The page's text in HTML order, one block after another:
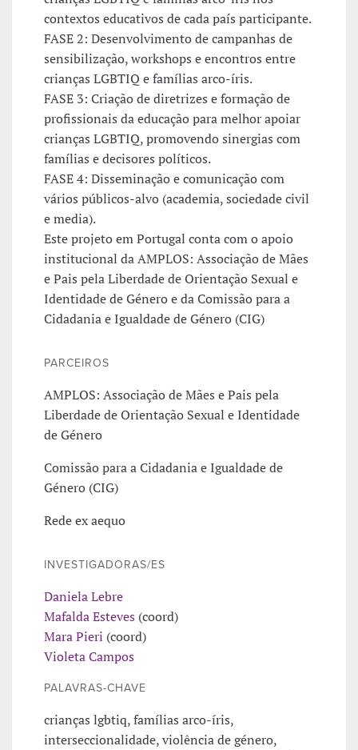
contextos educativos de cada país participante.
FASE 2: Desenvolvimento de campanhas de
sensibilização, workshops e encontros entre
crianças LGBTIQ e famílias arco-íris.
FASE 3: Criação de diretrizes e formação de
profissionais da educação para melhor apoiar
crianças LGBTIQ, promovendo sinergias com
famílias e decisores políticos.
FASE 4: Disseminação e comunicação com
vários públicos-alvo (academia, sociedade civil
e media).
Este projeto em Portugal conta com o apoio
institucional da AMPLOS: Associação de Mães
e Pais pela Liberdade de Orientação Sexual e
Identidade de Género e da Comissão para a
Cidadania e Igualdade de Género (CIG)
PARCEIROS
AMPLOS: Associação de Mães e Pais pela
Liberdade de Orientação Sexual e Identidade
de Género
Comissão para a Cidadania e Igualdade de
Género (CIG)
Rede ex aequo
INVESTIGADORAS/ES
Daniela Lebre
Mafalda Esteves (coord)
Mara Pieri (coord)
Violeta Campos
PALAVRAS-CHAVE
crianças lgbtiq, famílias arco-íris,
interseccionalidade, violência de género,